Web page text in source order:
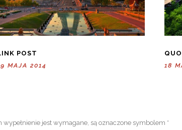
POST
MAJA 2014 18
wypełnienie jest wymagane, są oznaczone symbolem *